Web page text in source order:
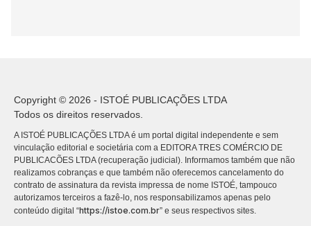
Copyright © 2026 - ISTOÉ PUBLICAÇÕES LTDA
Todos os direitos reservados.
A ISTOÉ PUBLICAÇÕES LTDA é um portal digital independente e sem
vinculação editorial e societária com a EDITORA TRES COMÉRCIO DE
PUBLICACÕES LTDA (recuperação judicial). Informamos também que não
realizamos cobranças e que também não oferecemos cancelamento do
contrato de assinatura da revista impressa de nome ISTOÉ, tampouco
autorizamos terceiros a fazê-lo, nos responsabilizamos apenas pelo
conteúdo digital “https://istoe.com.br” e seus respectivos sites.